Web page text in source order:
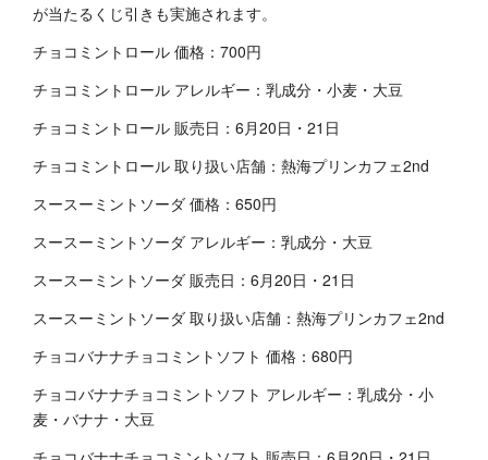
が当たるくじ引きも実施されます。
チョコミントロール 価格：700円
チョコミントロール アレルギー：乳成分・小麦・大豆
チョコミントロール 販売日：6月20日・21日
チョコミントロール 取り扱い店舗：熱海プリンカフェ2nd
スースーミントソーダ 価格：650円
スースーミントソーダ アレルギー：乳成分・大豆
スースーミントソーダ 販売日：6月20日・21日
スースーミントソーダ 取り扱い店舗：熱海プリンカフェ2nd
チョコバナナチョコミントソフト 価格：680円
チョコバナナチョコミントソフト アレルギー：乳成分・小
麦・バナナ・大豆